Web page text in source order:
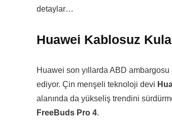
detaylar…
Huawei Kablosuz
Huawei son yıllarda ABD
ediyor. Çin menşeli teknoloji devi
alanında da yükseliş trendini
FreeBuds Pro 4.